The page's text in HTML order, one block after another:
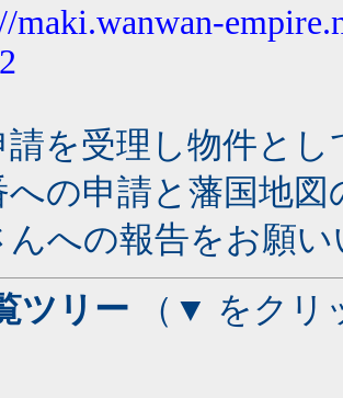
maki.wanwan-
請を受理し物件と
への申請と藩国地図
んへの報告をお願
ツリー （▼ をクリ